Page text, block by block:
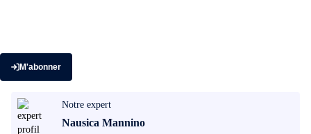
M'abonner
Notre expert
Nausica Mannino